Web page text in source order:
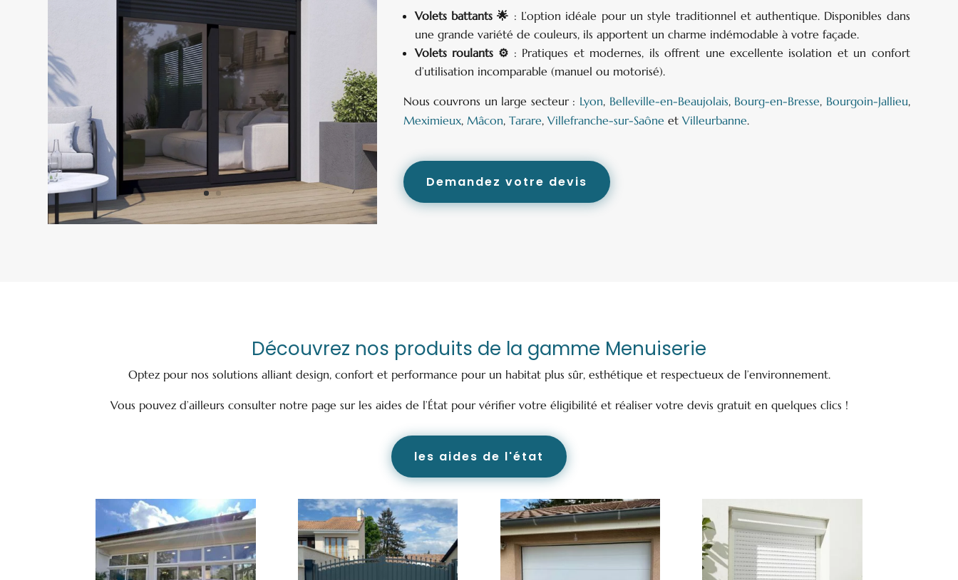
Volets battants 🌟 : L’option idéale pour un style traditionnel et authentique. Disponibles dans
une grande variété de couleurs, ils apportent un charme indémodable à votre façade.
Volets roulants ⚙️ : Pratiques et modernes, ils offrent une excellente isolation et un confort
d’utilisation incomparable (manuel ou motorisé).
Nous couvrons un large secteur : Lyon, Belleville-en-Beaujolais, Bourg-en-Bresse, Bourgoin-Jallieu,
Meximieux, Mâcon, Tarare, Villefranche-sur-Saôneet Villeurbanne.
Demandez votre devis
Découvrez nos produits de la gamme Menuiserie
Optez pour nos solutions alliant design, confort et performance pour un habitat plus sûr, esthétique et respectueux de l’environnement.
Vous pouvez d’ailleurs consulter notre page sur les aides de l’État pour vérifier votre éligibilité et réaliser votre devis gratuit en quelques clics !
les aides de l'état